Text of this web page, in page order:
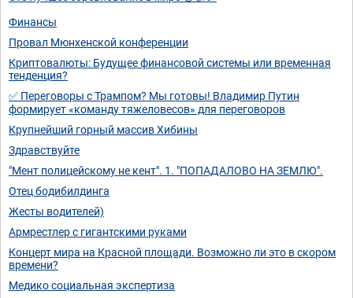
Финансы
Провал Мюнхенской конференции
Криптовалюты: Будущее финансовой системы или временная
тенденция?
✅ Переговоры с Трампом? Мы готовы! Владимир Путин
формирует «команду тяжеловесов» для переговоров
Крупнейший горный массив Хибины
Здравствуйте
"Мент полицейскому не кент". 1. "ПОПАДАЛОВО НА ЗЕМЛЮ".
Отец бодибилдинга
Жесты водителей)
Армрестлер с гигантскими руками
Концерт мира на Красной площади. Возможно ли это в скором
времени?
Медико социальная экспертиза